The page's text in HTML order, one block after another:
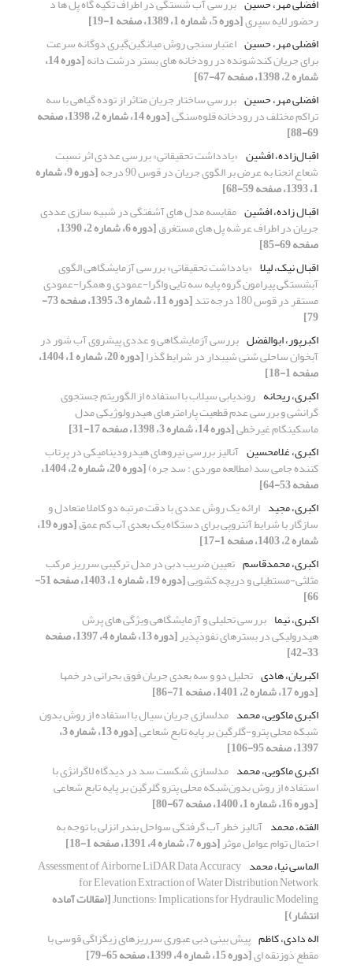
رحضور لایه سپری[دوره 5، شماره 1، 1389، صفحه 1-19]
افضلی مهر، حسین اعتبارسنجی روش میانگین‌گیری دوگانه سرعت
برای جریان کندشونده در رودخانه‌ های بستر درشت دانه [دوره 14،
شماره 2، 1398، صفحه 47-67]
افضلی مهر، حسین بررسی ساختار جریان متاثر از توده گیاهی با سه
تراکم مختلف در رودخانه قلوه‌سنگی [دوره 14، شماره 2، 1398، صفحه
69-88]
اقبال‌زاده، افشین «یادداشت تحقیقاتی» بررسی عددی اثر نسبت
شعاع انحنا به عرض بر الگوی جریان در قوس 90 درجه [دوره 9، شماره
1، 1393، صفحه 59-68]
اقبال زاده، افشین مقایسه مدل های آشفتگی در شبیه سازی عددی
جریان در اطراف عرشه پل های مستغرق [دوره 6، شماره 2، 1390،
صفحه 69-85]
اقبال نیک، لیلا «یادداشت تحقیقاتی» بررسی آزمایشگاهی الگوی
آبشستگی پیرامون گروه پایه سه تایی واگرا-عمودی و همگرا-عمودی
مستقر در قوس 180 درجه تند [دوره 11، شماره 3، 1395، صفحه 73-
79]
اکبرپور، ابوالفضل بررسی آزمایشگاهی و عددی پیشروی آب شور در
آبخوان ساحلی شنی شیبدار در شرایط گذرا [دوره 20، شماره 1، 1404،
صفحه 1-18]
اکبری، ریحانه روندیابی سیلاب با استفاده از الگوریتم جستجوی
گرانشی و بررسی عدم قطعیت پارامترهای هیدرولوژیکی مدل
ماسکینگام غیرخطی[دوره 14، شماره 3، 1398، صفحه 17-31]
اکبری، غلامحسین آنالیز بررسی نیروهای هیدرودینامیکی در پرتاب
کننده جامی سد (مطالعه موردی : سد جره) [دوره 20، شماره 2، 1404،
صفحه 53-64]
اکبری، مجید ارائه یک روش عددی با دقت مرتبه دو کاملا متعادل و
سازگار با شرایط آنتروپی برای دستگاه یک بعدی آب کم عمق [دوره 19،
شماره 2، 1403، صفحه 1-17]
اکبری، محمدقاسم تعیین ضریب دبی در مدل ترکیبی سرریز مرکب
مثلثی-مستطیلی و دریچه کشویی [دوره 19، شماره 1، 1403، صفحه 51-
66]
اکبری، نیما بررسی تحلیلی و آزمایشگاهی ویژگی های پرش
هیدرولیکی در بسترهای نفوذپذیر [دوره 13، شماره 4، 1397، صفحه
33-42]
اکبریان، هادی تحلیل دو و سه بعدی جریان‏ فوق بحرانی در خم‏ها
[دوره 17، شماره 2، 1401، صفحه 71-86]
اکبری ماکویی، محمد مدل‏سازی جریان سیال با استفاده از روش بدون
شبکه محلی پترو-گلرگین بر پایه تابع شعاعی [دوره 13، شماره 3،
1397، صفحه 95-106]
اکبری ماکویی، محمد مدل‏سازی شکست سد در دیدگاه لاگرانژی با
استفاده از روش بدون‌شبکه محلی پترو گلرگین بر پایه تابع شعاعی
[دوره 16، شماره 1، 1400، صفحه 67-80]
الفته، محمد آنالیز خطر آب گرفتگی سواحل بندر انزلی با توجه به
احتمال توام عوامل موثر[دوره 7، شماره 4، 1391، صفحه 1-18]
الماسی نیا، محمد Assessment of Airborne LiDAR Data Accuracy
for Elevation Extraction of Water Distribution Network
Junctions: Implications for Hydraulic Modeling[(مقالات آماده
انتشار)]
اله دادی، کاظم پیش بینی دبی عبوری سرریزهای زیگزاگی قوسی با
مقطع ذوزنقه ای[دوره 15، شماره 4، 1399، صفحه 65-79]